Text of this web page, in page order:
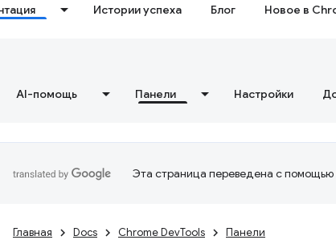
Истории успеха Блог Новое в
AI-помощь Панели Настройки
Эта страница переведена с помощью
Главная Docs Chrome DevTools Панели